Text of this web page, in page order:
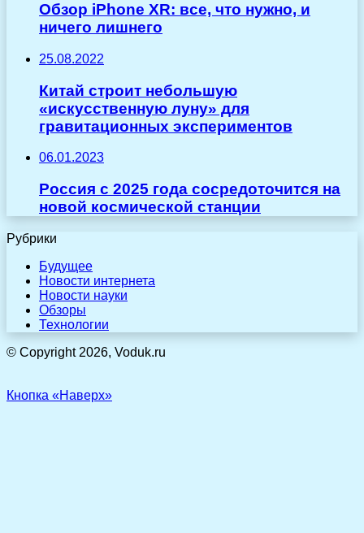
Обзор iPhone XR: все, что нужно, и
ничего лишнего
25.08.2022
Китай строит небольшую
«искусственную луну» для
гравитационных экспериментов
06.01.2023
Россия с 2025 года сосредоточится на
новой космической станции
Рубрики
Будущее
Новости интернета
Новости науки
Обзоры
Технологии
© Copyright 2026, Voduk.ru
Кнопка «Наверх»